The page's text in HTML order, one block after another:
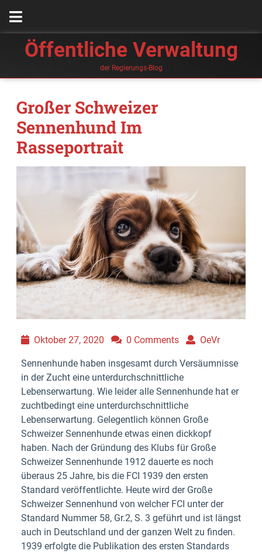
Öffentliche Verwaltung
der Regierungs-Blog
Großer Schweizer
Sennenhund Im
Rasseportrait
Oktober 27, 2020 0 Comments OeVr
Sennenhunde haben insgesamt durch Versäumnisse
in der Zucht eine unterdurchschnittliche
Lebenserwartung. Wie leider alle Sennenhunde hat er
zuchtbedingt eine unterdurchschnittliche
Lebenserwartung. Gelegentlich können Große
Schweizer Sennenhunde etwas einen dickkopf
haben. Nach der Gründung des Klubs für Große
Schweizer Sennenhunde 1912 dauerte es noch
überaus 25 Jahre, bis die FCI 1939 den ersten
Standard veröffentlichte. Heute wird der Große
Schweizer Sennenhund von welcher FCI unter der
Standard Nummer 58, Gr.2, S. 3 geführt und ist längst
auch in Deutschland und der ganzen Welt zu finden.
1939 erfolgte die Publikation des ersten Standards